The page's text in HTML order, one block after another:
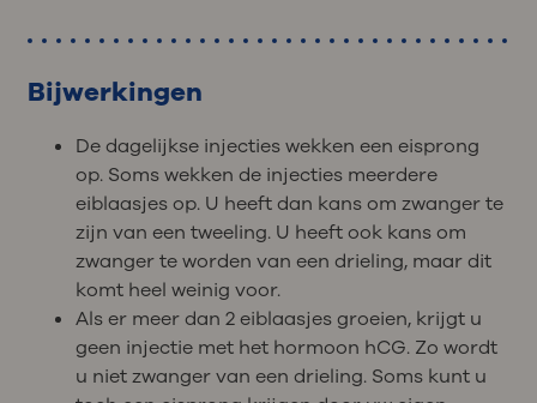
Bijwerkingen
De dagelijkse injecties wekken een eisprong
op. Soms wekken de injecties meerdere
eiblaasjes op. U heeft dan kans om zwanger te
zijn van een tweeling. U heeft ook kans om
zwanger te worden van een drieling, maar dit
komt heel weinig voor.
Als er meer dan 2 eiblaasjes groeien, krijgt u
geen injectie met het hormoon hCG. Zo wordt
u niet zwanger van een drieling. Soms kunt u